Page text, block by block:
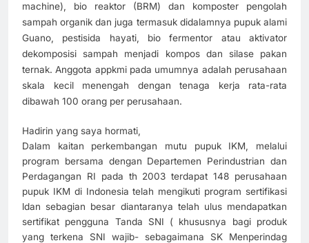
machine), bio reaktor (BRM) dan komposter pengolah
sampah organik dan juga termasuk didalamnya pupuk alami
Guano, pestisida hayati, bio fermentor atau aktivator
dekomposisi sampah menjadi kompos dan silase pakan
ternak. Anggota appkmi pada umumnya adalah perusahaan
skala kecil menengah dengan tenaga kerja rata-rata
dibawah 100 orang per perusahaan.
Hadirin yang saya hormati,
Dalam kaitan perkembangan mutu pupuk IKM, melalui
program bersama dengan Departemen Perindustrian dan
Perdagangan RI pada th 2003 terdapat 148 perusahaan
pupuk IKM di Indonesia telah mengikuti program sertifikasi
ldan sebagian besar diantaranya telah ulus mendapatkan
sertifikat pengguna Tanda SNI ( khususnya bagi produk
yang terkena SNI wajib- sebagaimana SK Menperindag